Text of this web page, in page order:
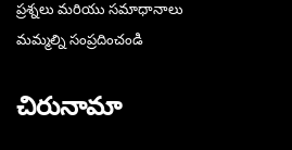
ప్రశ్నలు మరియు సమాధానాలు
మమ్మల్ని సంప్రదించండి
చిరునామా